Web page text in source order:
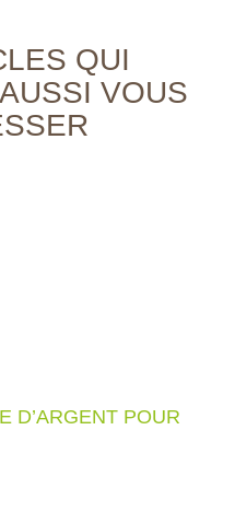
QUI
VOUS
D’ARGENT POUR